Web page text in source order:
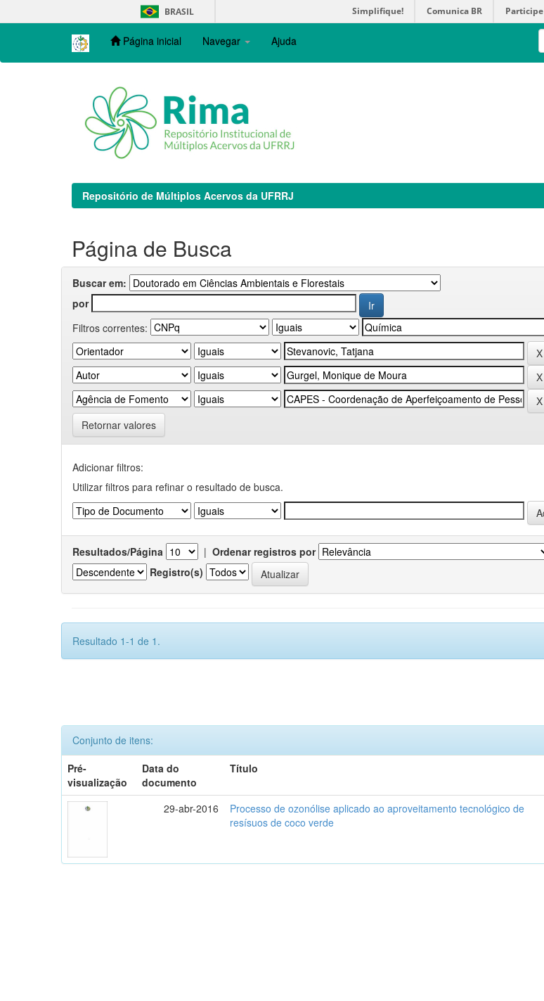
navigation
BRASIL Simplifique! Comunica BR Participe
Página inicial Navegar Ajuda
Repositório de Múltiplos Acervos da UFRRJ
Página de Busca
Buscar em:
por
Filtros correntes:
Retornar valores
Adicionar filtros:
Utilizar filtros para refinar o resultado de busca.
Resultados/Página | Ordenar registros por
Registro(s)
Resultado 1-1 de 1.
Conjunto de itens:
Pré-
visualização
Data do
documento
Título
29-abr-2016
Processo de ozonólise aplicado ao aproveitamento tecnológico de
resísuos de coco verde